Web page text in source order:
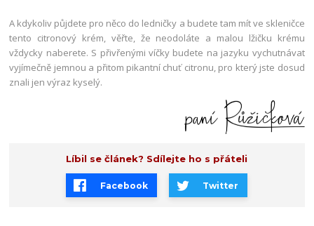
A kdykoliv půjdete pro něco do ledničky a budete tam mít ve skleničce
tento citronový krém, věřte, že neodoláte a malou lžičku krému
vždycky naberete. S přivřenými víčky budete na jazyku vychutnávat
vyjímečně jemnou a přitom pikantní chuť citronu, pro který jste dosud
znali jen výraz kyselý.
Líbil se článek? Sdílejte ho s přáteli
Facebook Twitter